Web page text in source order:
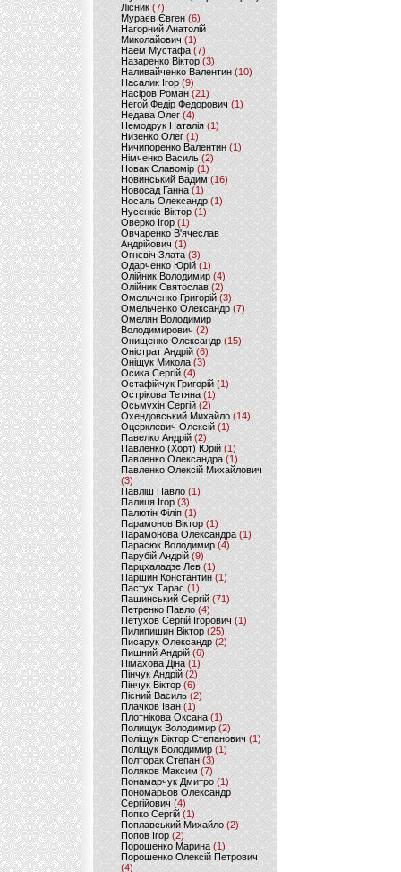
Лісник (7)
Мураєв Євген(6)
Нагорний Анатолій
Миколайович (1)
Наем Мустафа (7)
Назаренко Віктор (3)
Наливайченко Валентин (10)
Насалик Ігор(9)
Насіров Роман (21)
Негой Федір Федорович(1)
Недава Олег(4)
Немодрук Наталія(1)
Низенко Олег (1)
Ничипоренко Валентин (1)
Німченко Василь (2)
Новак Славомір (1)
Новинський Вадим (16)
Новосад Ганна (1)
Носаль Олександр (1)
Нусенкіс Віктор (1)
Оверко Ігор (1)
Овчаренко В'ячеслав
Андрійович(1)
Огнєвіч Злата (3)
Одарченко Юрій(1)
Олійник Володимир (4)
Олійник Святослав (2)
Омельченко Григорій (3)
Омельченко Олександр(7)
Омелян Володимир
Володимирович (2)
Онищенко Олександр (15)
Оністрат Андрій (6)
Оніщук Микола (3)
Осика Сергій(4)
Остафійчук Григорій(1)
Острікова Тетяна (1)
Осьмухін Сергій (2)
Охендовський Михайло (14)
Оцерклевич Олексій (1)
Павелко Андрій (2)
Павленко (Хорт) Юрій (1)
Павленко Олександра (1)
Павленко Олексій Михайлович
(3)
Павліш Павло(1)
Палиця Ігор (3)
Палютін Філіп(1)
Парамонов Віктор (1)
Парамонова Олександра(1)
Парасюк Володимир(4)
Парубій Андрій (9)
Парцхаладзе Лев (1)
Паршин Константин(1)
Пастух Тарас (1)
Пашинський Сергій (71)
Петренко Павло (4)
Петухов Сергій Ігорович (1)
Пилипишин Віктор(25)
Писарук Олександр(2)
Пишний Андрій (6)
Пімахова Діна(1)
Пінчук Андрій(2)
Пінчук Віктор (6)
Пісний Василь (2)
Плачков Іван(1)
Плотнікова Оксана (1)
Полищук Володимир(2)
Поліщук Віктор Степанович(1)
Поліщук Володимир (1)
Полторак Степан(3)
Поляков Максим (7)
Понамарчук Дмитро (1)
Пономарьов Олександр
Сергійович(4)
Попко Сергій (1)
Поплавський Михайло (2)
Попов Ігор(2)
Порошенко Марина (1)
Порошенко Олексій Петрович
(4)